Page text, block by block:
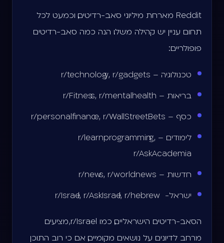
Reddit מארחת מיליוני סאב-רדיטים, וכמעט לכל
תחום עניין יש קהילה משלו. הנה כמה סאב-רדיטים
פופולריים:
טכנולוגיה – r/technology, r/gadgets
בריאות – r/Fitness, r/mentalhealth
כסף – r/personalfinance, r/WallStreetBets
לימודים – r/learnprogramming,
r/AskAcademia
חדשות – r/news, r/worldnews
ישראל- r/Israel, r/AskIsrael, r/hebrew
הסאב-רדיטים הישראליים, כמו r/Israel, מציעים
מרחב לדיונים על נושאים מקומיים, אם כי רוב התוכן